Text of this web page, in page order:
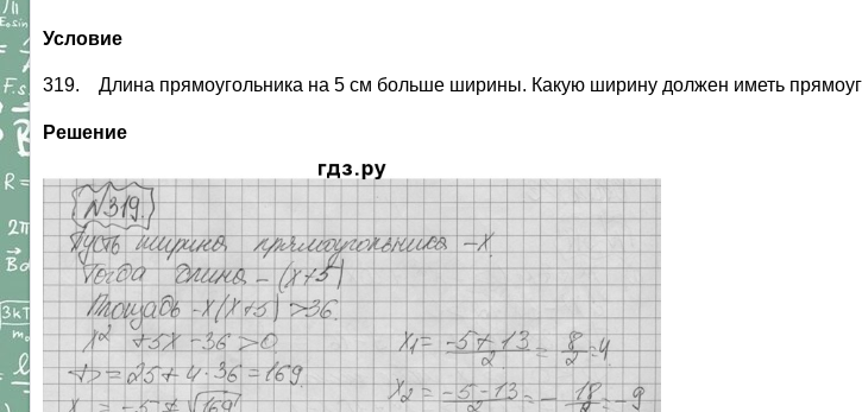
Условие
319. Длина прямоугольника на 5 см больше ширины. Какую ширину должен иметь
Решение